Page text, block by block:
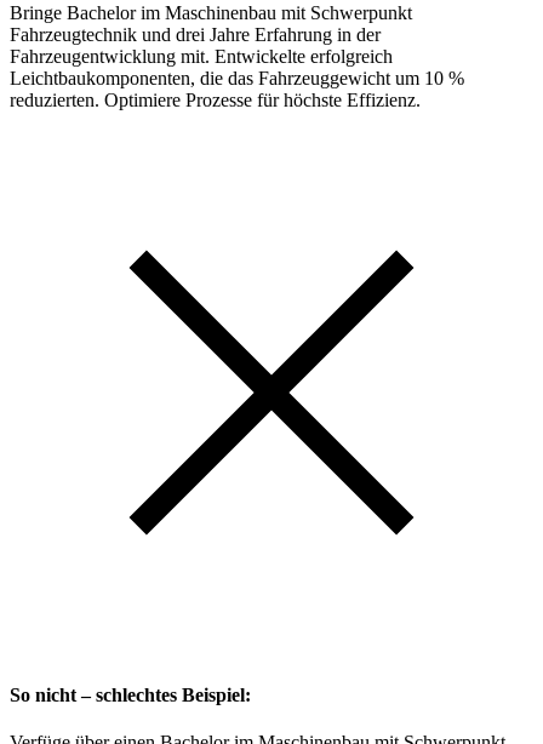
Bringe Bachelor im Maschinenbau mit Schwerpunkt
Fahrzeugtechnik und drei Jahre Erfahrung in der
Fahrzeugentwicklung mit. Entwickelte erfolgreich
Leichtbaukomponenten, die das Fahrzeuggewicht um 10 %
reduzierten. Optimiere Prozesse für höchste Effizienz.
So nicht – schlechtes Beispiel: